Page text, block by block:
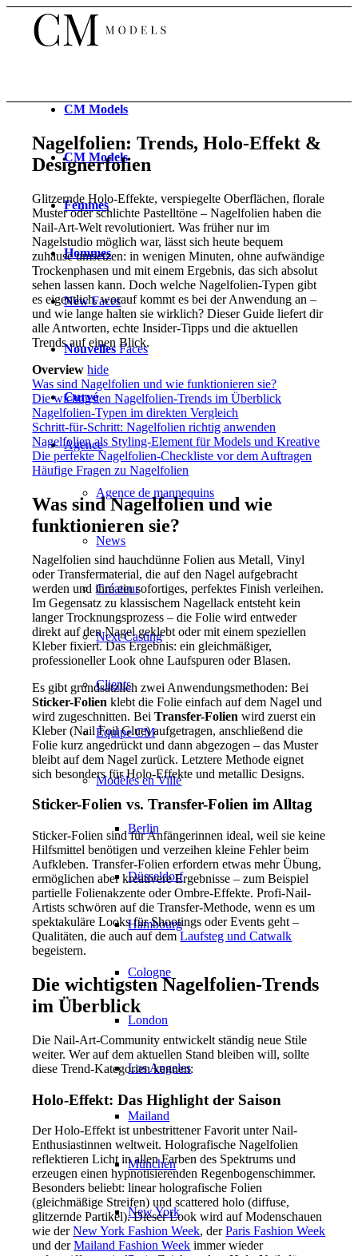
CM Models
CM Models
Femmes
Hommes
NewFaces
Nouvelles Faces
Curvé
Agence
Agence de mannequins
News
Créateur
Next Casting
Clients
Équipe CM
Modèles en Ville
Berlin
Düsseldorf
Hambourg
Cologne
London
Los Angeles
Mailand
München
New York
Nagelfolien: Trends, Holo-Effekt &
Designerfolien
Glitzernde Holo-Effekte, verspiegelte Oberflächen, florale
Muster oder schlichte Pastelltöne – Nagelfolien haben die
Nail-Art-Welt revolutioniert. Was früher nur im
Nagelstudio möglich war, lässt sich heute bequem
zuhause umsetzen: in wenigen Minuten, ohne aufwändige
Trockenphasen und mit einem Ergebnis, das sich absolut
sehen lassen kann. Doch welche Nagelfolien-Typen gibt
es eigentlich, worauf kommt es bei der Anwendung an –
und wie lange halten sie wirklich? Dieser Guide liefert dir
alle Antworten, echte Insider-Tipps und die aktuellen
Trends auf einen Blick.
Overview hide
Was sind Nagelfolien und wie funktionieren sie?
Die wichtigsten Nagelfolien-Trends im Überblick
Nagelfolien-Typen im direkten Vergleich
Schritt-für-Schritt: Nagelfolien richtig anwenden
Nagelfolien als Styling-Element für Models und Kreative
Die perfekte Nagelfolien-Checkliste vor dem Auftragen
Häufige Fragen zu Nagelfolien
Was sind Nagelfolien und wie
funktionieren sie?
Nagelfolien sind hauchdünne Folien aus Metall, Vinyl
oder Transfermaterial, die auf den Nagel aufgebracht
werden und ihm ein sofortiges, perfektes Finish verleihen.
Im Gegensatz zu klassischem Nagellack entsteht kein
langer Trocknungsprozess – die Folie wird entweder
direkt auf den Nagel geklebt oder mit einem speziellen
Kleber fixiert. Das Ergebnis: ein gleichmäßiger,
professioneller Look ohne Laufspuren oder Blasen.
Es gibt grundsätzlich zwei Anwendungsmethoden: Bei
Sticker-Folien klebt die Folie einfach auf dem Nagel und
wird zugeschnitten. BeiTransfer-Folien wird zuerst ein
Kleber (Nail Foil Glue) aufgetragen, anschließend die
Folie kurz angedrückt und dann abgezogen – das Muster
bleibt auf dem Nagel zurück. Letztere Methode eignet
sich besonders für Holo-Effekte und metallic Designs.
Sticker-Folien vs. Transfer-Folien im Alltag
Sticker-Folien sind für Anfängerinnen ideal, weil sie keine
Hilfsmittel benötigen und verzeihen kleine Fehler beim
Aufkleben. Transfer-Folien erfordern etwas mehr Übung,
ermöglichen aber kreativere Ergebnisse – zum Beispiel
partielle Folienakzente oder Ombre-Effekte. Profi-Nail-
Artists schwören auf die Transfer-Methode, wenn es um
spektakuläre Looks für Shootings oder Events geht –
Qualitäten, die auch auf demLaufsteg und Catwalk
begeistern.
Die wichtigsten Nagelfolien-Trends
im Überblick
Die Nail-Art-Community entwickelt ständig neue Stile
weiter. Wer auf dem aktuellen Stand bleiben will, sollte
diese Trend-Kategorien kennen:
Holo-Effekt: Das Highlight der Saison
Der Holo-Effekt ist unbestrittener Favorit unter Nail-
Enthusiastinnen weltweit. Holografische Nagelfolien
reflektieren Licht in allen Farben des Spektrums und
erzeugen einen hypnotisierenden Regenbogenschimmer.
Besonders beliebt: linear holografische Folien
(gleichmäßige Streifen) und scattered holo (diffuse,
glitzernde Partikel). Dieser Look wird auf Modenschauen
wie derNew York Fashion Week, derParis Fashion Week
und derMailand Fashion Week immer wieder